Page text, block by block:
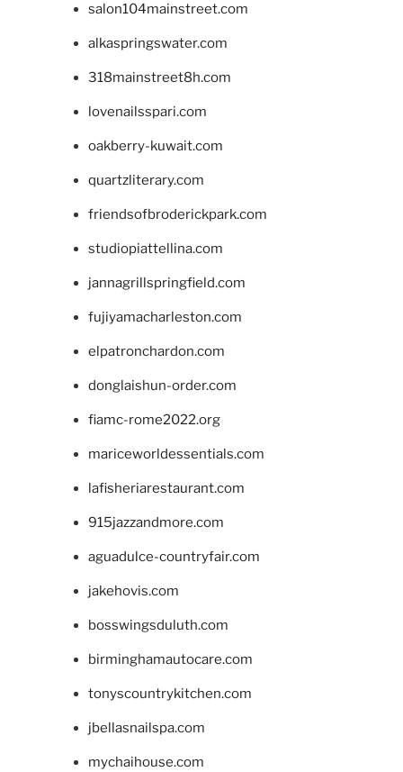
salon104mainstreet.com
alkaspringswater.com
318mainstreet8h.com
lovenailsspari.com
oakberry-kuwait.com
quartzliterary.com
friendsofbroderickpark.com
studiopiattellina.com
jannagrillspringfield.com
fujiyamacharleston.com
elpatronchardon.com
donglaishun-order.com
fiamc-rome2022.org
mariceworldessentials.com
lafisheriarestaurant.com
915jazzandmore.com
aguadulce-countryfair.com
jakehovis.com
bosswingsduluth.com
birminghamautocare.com
tonyscountrykitchen.com
jbellasnailspa.com
mychaihouse.com